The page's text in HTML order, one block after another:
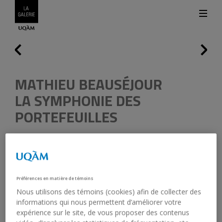
MATHIEU BEAUSÉJOUR
LA SYMPHONIE DES
PORTEFEUILLES
Tampon encreur
PC2009.4
Édition de 6 (4/6), numérotées
L’artiste Mathieu Beauséjour (1970-), qui vit et travaille à
Préférences en matière de témoins
Nous utilisons des témoins (cookies) afin de collecter des
informations qui nous permettent d’améliorer votre
expérience sur le site, de vous proposer des contenus